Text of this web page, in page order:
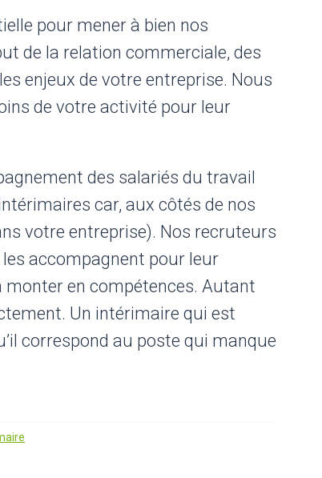
pour mener à bien nos
de la relation commerciale, des
enjeux de votre entreprise. Nous
de votre activité pour leur
des salariés du travail
car, aux côtés de nos
votre entreprise). Nos recruteurs
accompagnent pour leur
monter en compétences. Autant
Un intérimaire qui est
correspond au poste qui manque